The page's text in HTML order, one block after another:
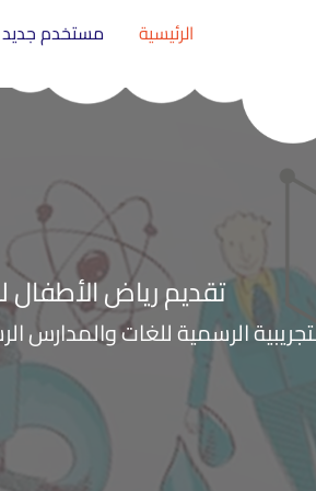
الرئيسية مستخدم جديد
تقديم رياض الأطفال
الرسمية للغات والمدارس